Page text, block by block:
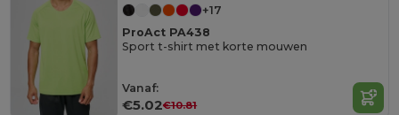
+17
ProAct PA438
Sport t-shirt met korte mouwen
Vanaf:
€5.02€10.81